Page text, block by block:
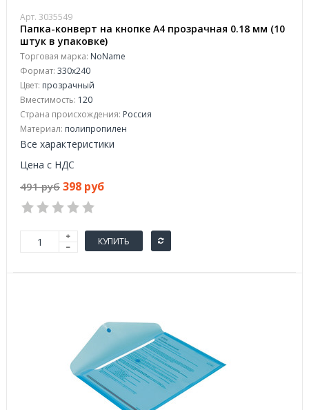
Арт. 3035549
Папка-конверт на кнопке А4 прозрачная 0.18 мм (10
штук в упаковке)
Торговая марка: NoName
Формат: 330x240
Цвет: прозрачный
Вместимость: 120
Страна происхождения: Россия
Материал: полипропилен
Все характеристики
Цена с НДС
491 руб 398 руб
КУПИТЬ